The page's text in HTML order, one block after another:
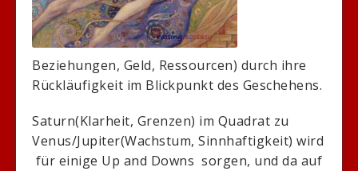
Beziehungen, Geld, Ressourcen) durch ihre
Rückläufigkeit im Blickpunkt des Geschehens.
Saturn(Klarheit, Grenzen) im Quadrat zu
Venus/Jupiter(Wachstum, Sinnhaftigkeit) wird
für einige Up and Downs sorgen, und da auf